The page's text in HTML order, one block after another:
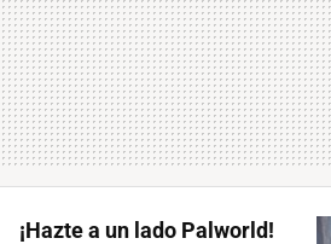
¡Hazte a un lado Palworld!